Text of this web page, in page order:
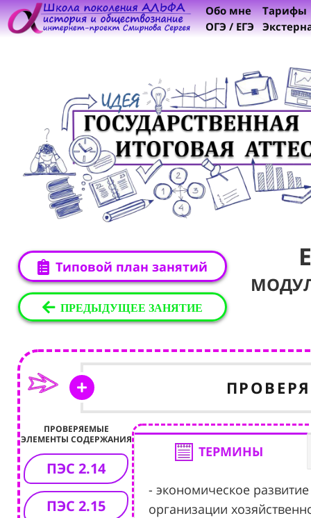
Обо мне
ОГЭ / ЕГЭ
Тарифы
Типовой план занятий
ПРЕДЫДУЩЕЕ ЗАНЯТИЕ
ПРОВЕРЯЕМЫЕ
ЭЛЕМЕНТЫ СОДЕРЖАНИЯ
ПЭС 2.14
ПЭС 2.15
ТЕРМИНЫ
- экономическое
организации